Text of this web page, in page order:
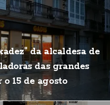
da alcaldesa de
das grandes
15 de agosto